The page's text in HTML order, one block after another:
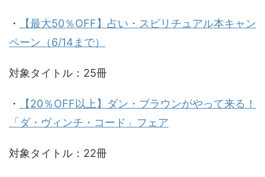
・
【最大50％OFF】占い・スピリチュアル本キャン
ペーン（6/14まで）
対象タイトル：25冊
・
【20％OFF以上】ダン・ブラウンがやって来る！
「ダ・ヴィンチ・コード」フェア
対象タイトル：22冊